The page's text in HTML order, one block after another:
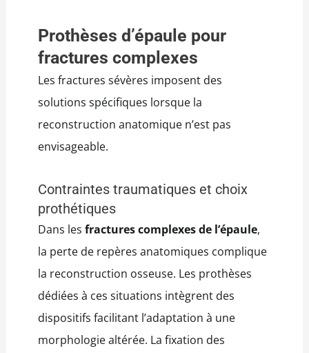
Prothèses d’épaule pour
fractures complexes
Les fractures sévères imposent des
solutions spécifiques lorsque la
reconstruction anatomique n’est pas
envisageable.
Contraintes traumatiques et choix
prothétiques
Dans les fractures complexes de l’épaule,
la perte de repères anatomiques complique
la reconstruction osseuse. Les prothèses
dédiées à ces situations intègrent des
dispositifs facilitant l’adaptation à une
morphologie altérée. La fixation des